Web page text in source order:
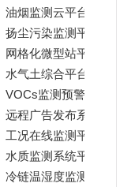
油烟监测云平台
扬尘污染监测平台
网格化微型站平台
水气土综合平台
VOCs监测预警平台
远程广告发布系统
工况在线监测平台
水质监测系统平台
冷链温湿度监测平台